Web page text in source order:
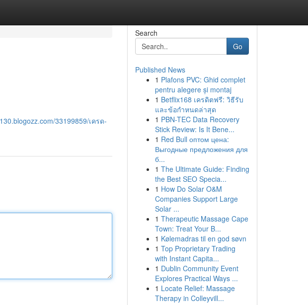
33199859/เครด-
Search
Go
Published News
1 Plafons PVC: Ghid complet
pentru alegere și montaj
1 Betflix168 เครดิตฟรี: วิธีรับ
และข้อกำหนดล่าสุด
1 PBN-TEC Data Recovery
Stick Review: Is It Bene...
1 Red Bull оптом цена:
Выгодные предложения для
б...
1 The Ultimate Guide: Finding
the Best SEO Specia...
1 How Do Solar O&M
Companies Support Large
Solar ...
1 Therapeutic Massage Cape
Town: Treat Your B...
1 Kølemadras til en god søvn
1 Top Proprietary Trading
with Instant Capita...
1 Dublin Community Event
Explores Practical Ways ...
1 Locate Relief: Massage
Therapy in Colleyvill...